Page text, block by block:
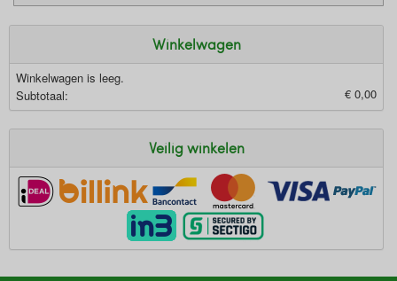
Winkelwagen
Winkelwagen is leeg.
Subtotaal:
€ 0,00
Veilig winkelen